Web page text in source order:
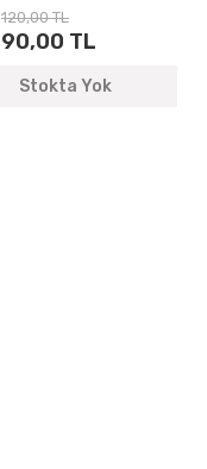
120,00 TL
90,00 TL
Stokta Yok